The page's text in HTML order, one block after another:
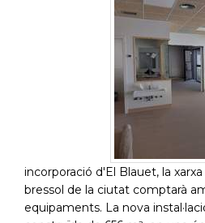
incorporació d'El Blauet, la
bressol de la ciutat comptarà
equipaments. La nova